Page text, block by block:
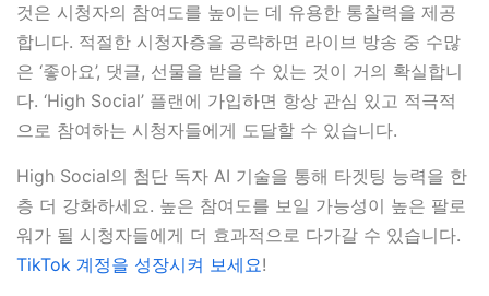
것은 시청자의 참여도를 높이는 데 유용한 통찰력을 제공
합니다. 적절한 시청자층을 공략하면 라이브 방송 중 수많
은 ‘좋아요’, 댓글, 선물을 받을 수 있는 것이 거의 확실합니
다. ‘High Social’ 플랜에 가입하면 항상 관심 있고 적극적
으로 참여하는 시청자들에게 도달할 수 있습니다.
High Social의 첨단 독자 AI 기술을 통해 타겟팅 능력을 한
층 더 강화하세요. 높은 참여도를 보일 가능성이 높은 팔로
워가 될 시청자들에게 더 효과적으로 다가갈 수 있습니다.
TikTok 계정을 성장시켜 보세요!